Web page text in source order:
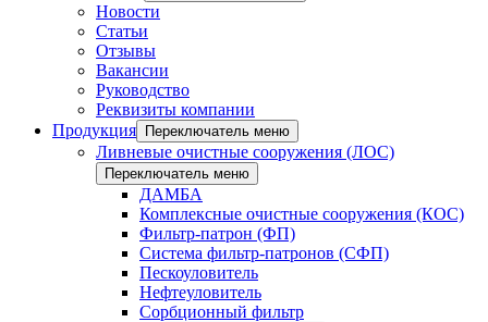
Новости
Статьи
Отзывы
Вакансии
Руководство
Реквизиты компании
Продукция
Переключатель меню
Ливневые очистные сооружения (ЛОС)
Переключатель меню
ДАМБА
Комплексные очистные сооружения (КОС)
Фильтр-патрон (ФП)
Система фильтр-патронов (СФП)
Пескоуловитель
Нефтеуловитель
Сорбционный фильтр